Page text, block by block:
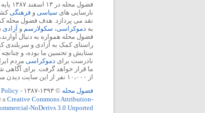
فضول
نارسایی های سیاسی و فرهنگی
نقد می پردازد. هدف فضول محله
به دموکراسی، سکولارسم و آزادی
فضول محله همواره به دنبال
راستای کمک به آزادی و
ستایش و تحسین ما بوده، و چنانچه
نادرست برای دموکراسی مردم
ما قرار خواهد گرفت. برای آگاهی
از ۱۰،۰۰۰ نفر از این سایت دیدن می کنند.
فضول محله © ۱۳۹۳-۱۳۸۷ -
a Creative Commons Attribution-
NoDerivs 3.0 Unported